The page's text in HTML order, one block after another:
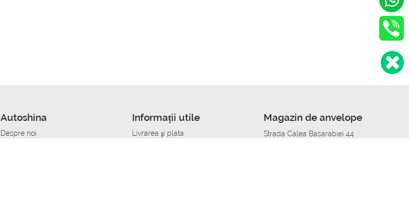
Autoshina
Despre noi
Informații utile
Livrarea şi plata
Magazin de anvelope
Strada Calea Basarabiei 44